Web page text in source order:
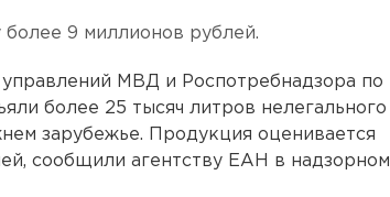
более 9 миллионов рублей.
МВД и Роспотребнадзора по
более 25 тысяч литров нелегального
зарубежье. Продукция оценивается
сообщили агентству ЕАН в надзорном